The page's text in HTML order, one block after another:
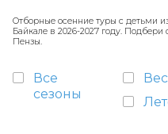
Отборные осенние туры с детьми
Байкале в 2026-2027 году.
Пензы.
Все
сезоны